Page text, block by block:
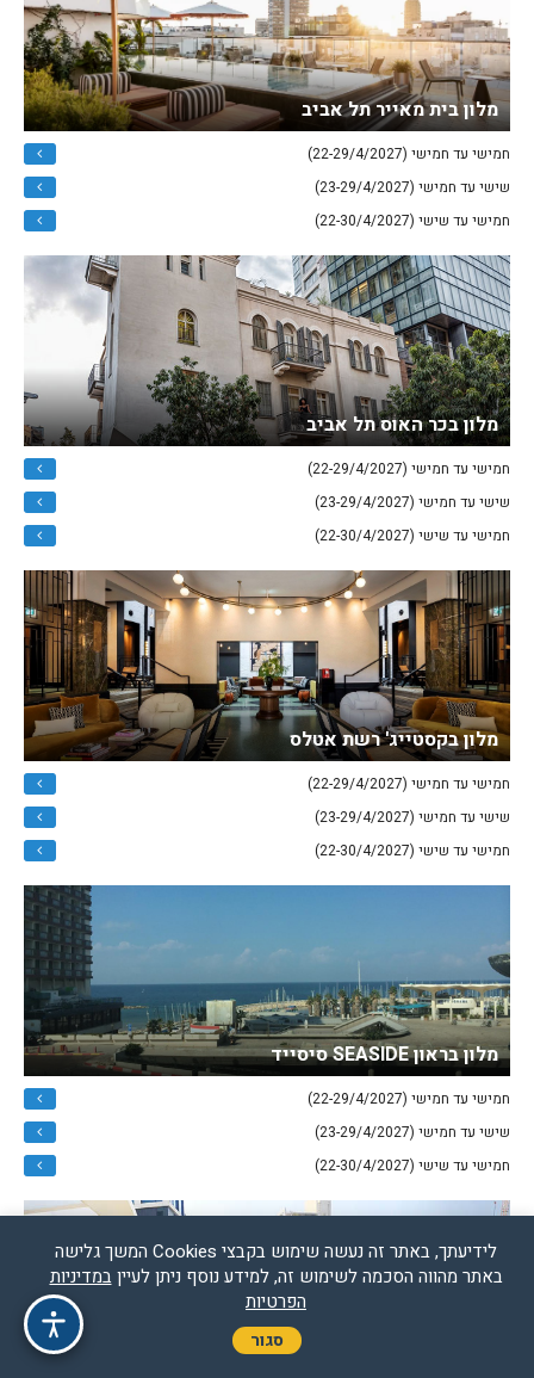
מלון בית מאייר תל אביב
חמישי עד חמישי (22-29/4/2027)
שישי עד חמישי (23-29/4/2027)
חמישי עד שישי (22-30/4/2027)
מלון בכר האוס תל אביב
חמישי עד חמישי (22-29/4/2027)
שישי עד חמישי (23-29/4/2027)
חמישי עד שישי (22-30/4/2027)
מלון בקסטייג' רשת אטלס
חמישי עד חמישי (22-29/4/2027)
שישי עד חמישי (23-29/4/2027)
חמישי עד שישי (22-30/4/2027)
מלון בראון SEASIDE סיסייד
חמישי עד חמישי (22-29/4/2027)
שישי עד חמישי (23-29/4/2027)
חמישי עד שישי (22-30/4/2027)
לידיעתך, באתר זה נעשה שימוש בקבצי Cookies המשך גלישה
באתר מהווה הסכמה לשימוש זה, למידע נוסף ניתן לעייןבמדיניות
הפרטיות
סגור